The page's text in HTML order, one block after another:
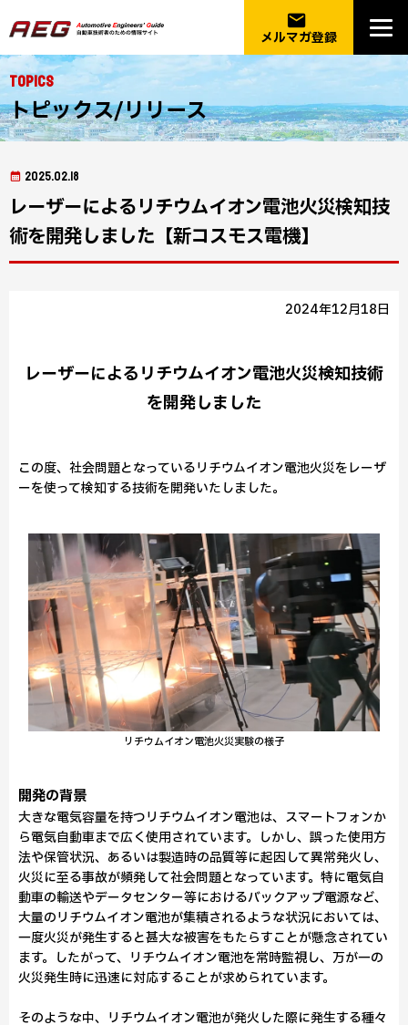
email
メルマガ登録
Topics
トピックス/リリース
2025.02.18
レーザーによるリチウムイオン電池火災検知技
術を開発しました【新コスモス電機】
2024年12月18日
レーザーによるリチウムイオン電池火災検知技術
を開発しました
この度、社会問題となっているリチウムイオン電池火災をレーザ
ーを使って検知する技術を開発いたしました。
リチウムイオン電池火災実験の様子
開発の背景
大きな電気容量を持つリチウムイオン電池は、スマートフォンか
ら電気自動車まで広く使用されています。しかし、誤った使用方
法や保管状況、あるいは製造時の品質等に起因して異常発火し、
火災に至る事故が頻発して社会問題となっています。特に電気自
動車の輸送やデータセンター等におけるバックアップ電源など、
大量のリチウムイオン電池が集積されるような状況においては、
一度火災が発生すると甚大な被害をもたらすことが懸念されてい
ます。したがって、リチウムイオン電池を常時監視し、万が一の
火災発生時に迅速に対応することが求められています。
そのような中、リチウムイオン電池が発火した際に発生する種々